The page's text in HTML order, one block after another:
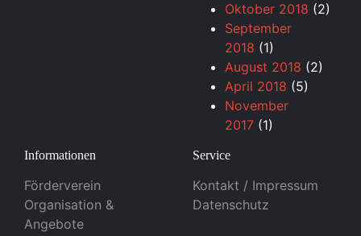
Oktober 2018 (2)
September
2018 (1)
August 2018 (2)
April 2018 (5)
November
2017 (1)
Informationen
Förderverein
Organisation &
Angebote
Service
Kontakt / Impressum
Datenschutz